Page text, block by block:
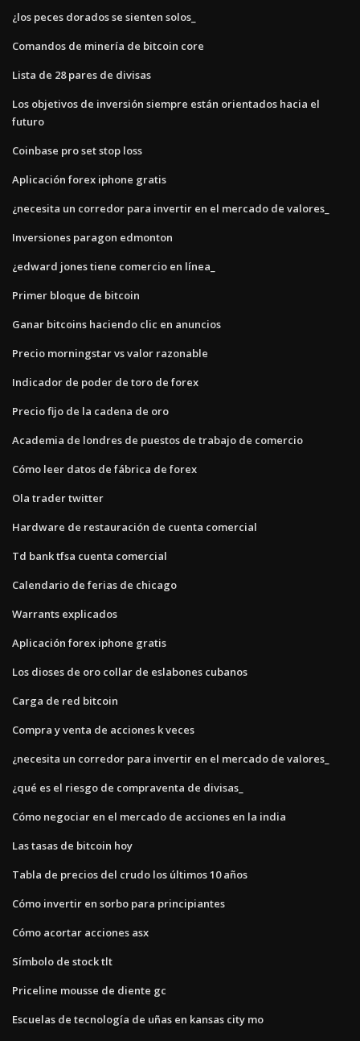
¿los peces dorados se sienten solos_
Comandos de minería de bitcoin core
Lista de 28 pares de divisas
Los objetivos de inversión siempre están orientados hacia el
futuro
Coinbase pro set stop loss
Aplicación forex iphone gratis
¿necesita un corredor para invertir en el mercado de valores_
Inversiones paragon edmonton
¿edward jones tiene comercio en línea_
Primer bloque de bitcoin
Ganar bitcoins haciendo clic en anuncios
Precio morningstar vs valor razonable
Indicador de poder de toro de forex
Precio fijo de la cadena de oro
Academia de londres de puestos de trabajo de comercio
Cómo leer datos de fábrica de forex
Ola trader twitter
Hardware de restauración de cuenta comercial
Td bank tfsa cuenta comercial
Calendario de ferias de chicago
Warrants explicados
Aplicación forex iphone gratis
Los dioses de oro collar de eslabones cubanos
Carga de red bitcoin
Compra y venta de acciones k veces
¿necesita un corredor para invertir en el mercado de valores_
¿qué es el riesgo de compraventa de divisas_
Cómo negociar en el mercado de acciones en la india
Las tasas de bitcoin hoy
Tabla de precios del crudo los últimos 10 años
Cómo invertir en sorbo para principiantes
Cómo acortar acciones asx
Símbolo de stock tlt
Priceline mousse de diente gc
Escuelas de tecnología de uñas en kansas city mo